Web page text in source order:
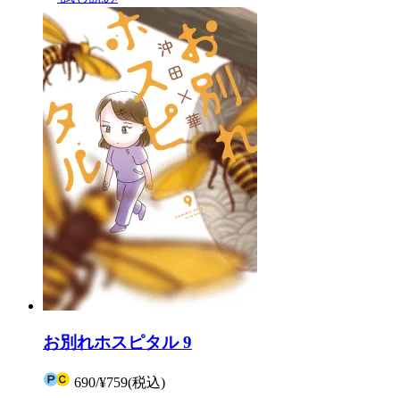
お別れホスピタル 9
690/¥759(税込)